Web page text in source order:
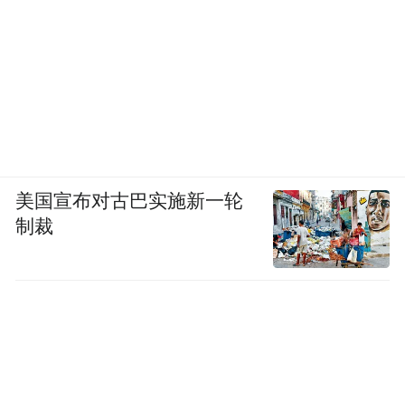
美国宣布对古巴实施新一轮
制裁